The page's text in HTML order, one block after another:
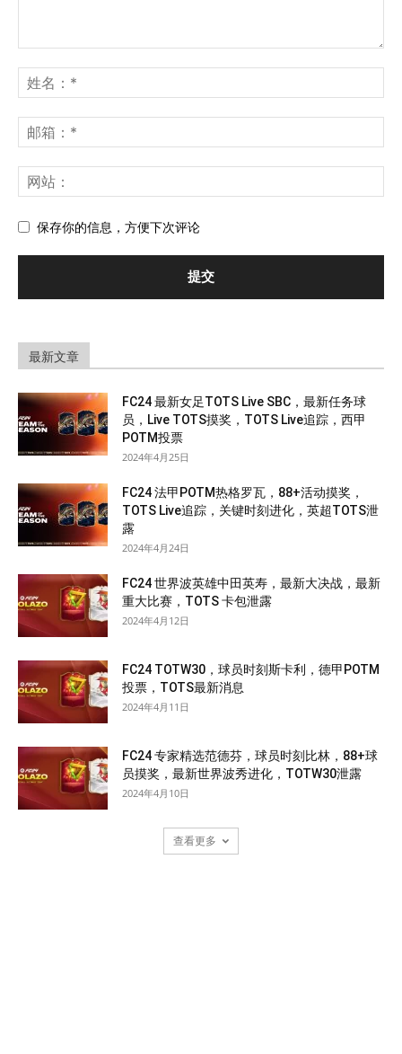
保存你的信息，方便下次评论
最新文章
FC24 最新女足TOTS Live SBC，最新任务球
员，Live TOTS摸奖，TOTS Live追踪，西甲
POTM投票
2024年4月25日
FC24 法甲POTM热格罗瓦，88+活动摸奖，
TOTS Live追踪，关键时刻进化，英超TOTS泄
露
2024年4月24日
FC24 世界波英雄中田英寿，最新大决战，最新
重大比赛，TOTS 卡包泄露
2024年4月12日
FC24 TOTW30，球员时刻斯卡利，德甲POTM
投票，TOTS最新消息
2024年4月11日
FC24 专家精选范德芬，球员时刻比林，88+球
员摸奖，最新世界波秀进化，TOTW30泄露
2024年4月10日
查看更多